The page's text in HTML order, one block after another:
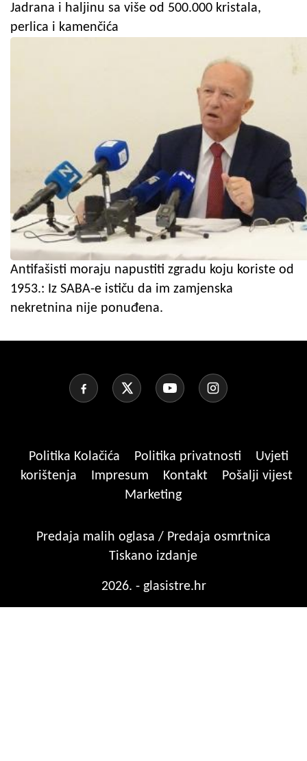
Jadrana i haljinu sa više od 500.000 kristala,
perlica i kamenčića
Antifašisti moraju napustiti zgradu koju koriste od
1953.: Iz SABA-e ističu da im zamjenska
nekretnina nije ponuđena.
Politika Kolačića Politika privatnosti
Uvjeti
korištenja
Impresum Kontakt
Pošalji vijest
Marketing
Predaja malih oglasa / Predaja osmrtnica
Tiskano izdanje
2026. - glasistre.hr